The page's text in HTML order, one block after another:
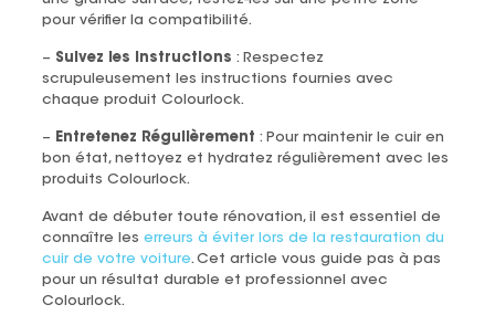
pour vérifier la compatibilité.
– Suivez les Instructions : Respectez
scrupuleusement les instructions fournies avec
chaque produit Colourlock.
– Entretenez Régulièrement : Pour maintenir le cuir en
bon état, nettoyez et hydratez régulièrement avec les
produits Colourlock.
Avant de débuter toute rénovation, il est essentiel de
connaître les erreurs à éviter lors de la restauration du
cuir de votre voiture. Cet article vous guide pas à pas
pour un résultat durable et professionnel avec
Colourlock.